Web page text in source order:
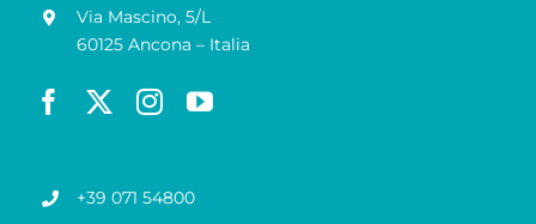
Via Mascino, 5/L
60125 Ancona – Italia
+39 071 54800